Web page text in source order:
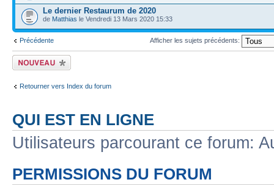
Le dernier Restaurum de 2020
de Matthias le Vendredi 13 Mars 2020 15:33
Précédente Afficher les sujets précédents:
Ecrire un nouveau
sujet
Retourner vers Index du forum
QUI EST EN LIGNE
Utilisateurs parcourant ce forum:
PERMISSIONS DU FORUM